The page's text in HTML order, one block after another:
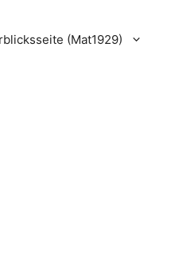
(Mat1929)